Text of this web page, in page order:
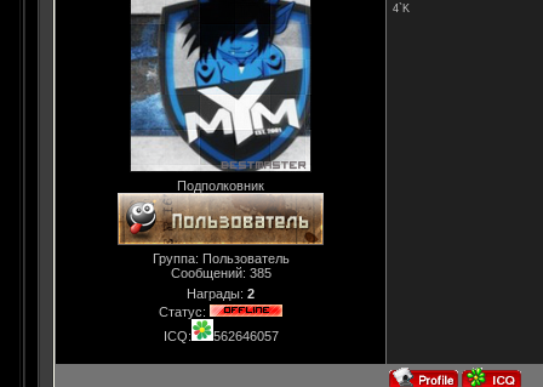
Подполковник
Группа: Пользователь
Сообщений: 385
Награды: 2
Статус:
ICQ:
562646057
4`K